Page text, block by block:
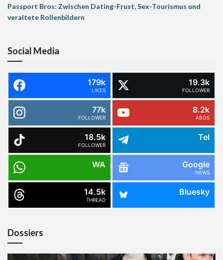
Passport Bros: Zwischen Dating-Frust, Sex-Tourismus und
veraltete Rollenbildern
Social Media
179k
LIKES
19.3k
FOLLOWER
77k
FOLLOWER
8.2k
ABOS
18.5k
FOLLOWER
Tel
WA Google
NEWS
14.5k
THREAD
Bluesky
Dossiers